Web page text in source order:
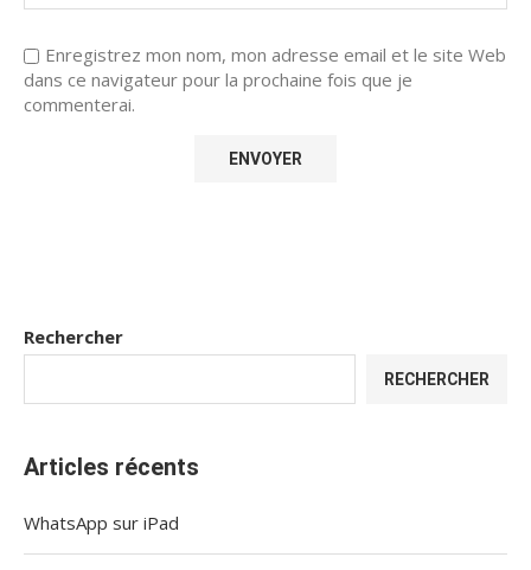
Enregistrez mon nom, mon adresse email et le site Web
dans ce navigateur pour la prochaine fois que je
commenterai.
Rechercher
RECHERCHER
Articles récents
WhatsApp sur iPad